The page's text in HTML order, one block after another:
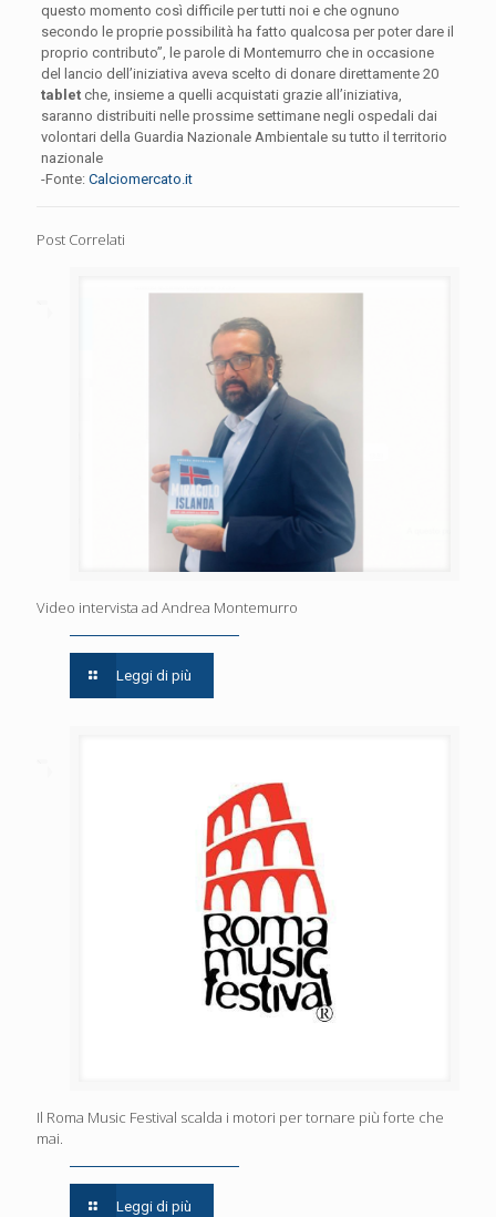
questo momento così difficile per tutti noi e che ognuno
secondo le proprie possibilità ha fatto qualcosa per poter dare il
proprio contributo”, le parole di Montemurro che in occasione
del lancio dell’iniziativa aveva scelto di donare direttamente 20
tablet che, insieme a quelli acquistati grazie all’iniziativa,
saranno distribuiti nelle prossime settimane negli ospedali dai
volontari della Guardia Nazionale Ambientale su tutto il territorio
nazionale
-Fonte: Calciomercato.it
Post Correlati
Video intervista ad Andrea Montemurro
Leggi di più
Il Roma Music Festival scalda i motori per tornare più forte che
mai.
Leggi di più